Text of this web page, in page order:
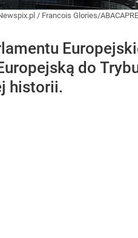
/ Francois Glories/
do
historii.